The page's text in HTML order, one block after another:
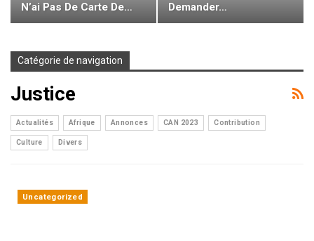
N’ai Pas De Carte De…
Demander…
Catégorie de navigation
Justice
Actualités Afrique Annonces CAN 2023 Contribution
Culture Divers
Uncategorized